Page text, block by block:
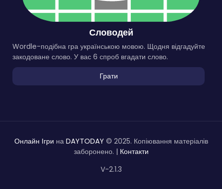
Словодей
Wordle-подібна гра українською мовою. Щодня відгадуйте
закодоване слово. У вас 6 спроб вгадати слово.
Грати
Онлайн Ігри на DAYTODAY © 2025. Копіювання матеріалів
заборонено. | Контакти
V-2.1.3